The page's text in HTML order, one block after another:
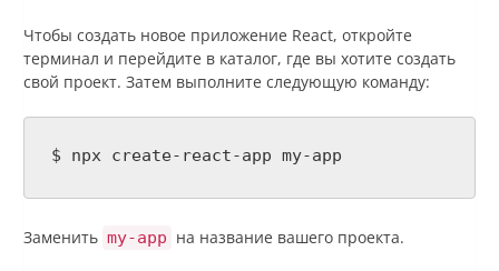
Чтобы создать новое приложение React, откройте
терминал и перейдите в каталог, где вы хотите создать
свой проект. Затем выполните следующую команду:
$ npx create-react-app my-app
Заменить my-app на название вашего проекта.